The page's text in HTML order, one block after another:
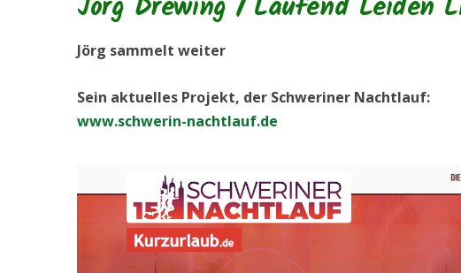
Jörg sammelt weiter
Sein aktuelles Projekt, der Schweriner Nachtlauf:
www.schwerin-nachtlauf.de